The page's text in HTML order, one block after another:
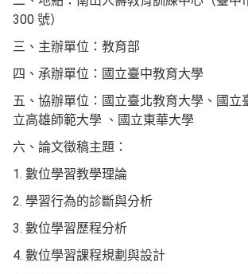
300 號）
三、主辦單位：教育部
四、承辦單位：國立臺中教育大學
五、協辦單位：國立臺北教育大學、國立
立高雄師範大學 、國立東華大學
六、論文徵稿主題：
1. 數位學習教學理論
2. 學習行為的診斷與分析
3. 數位學習歷程分析
4. 數位學習課程規劃與設計